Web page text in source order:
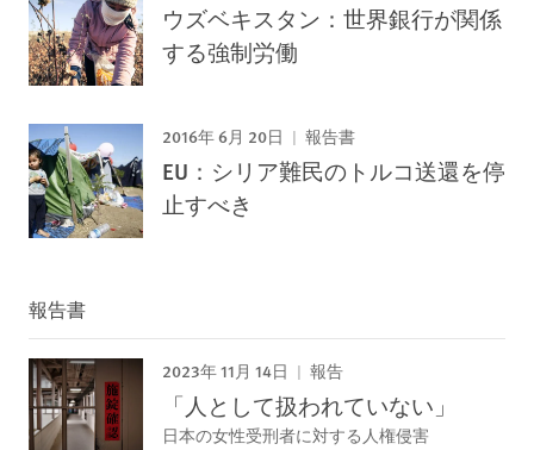
ウズベキスタン：世界銀行が関係
する強制労働
2016年 6月 20日 報告書
EU：シリア難民のトルコ送還を停
止すべき
報告書
2023年 11月 14日 報告
「人として扱われていない」
日本の女性受刑者に対する人権侵害